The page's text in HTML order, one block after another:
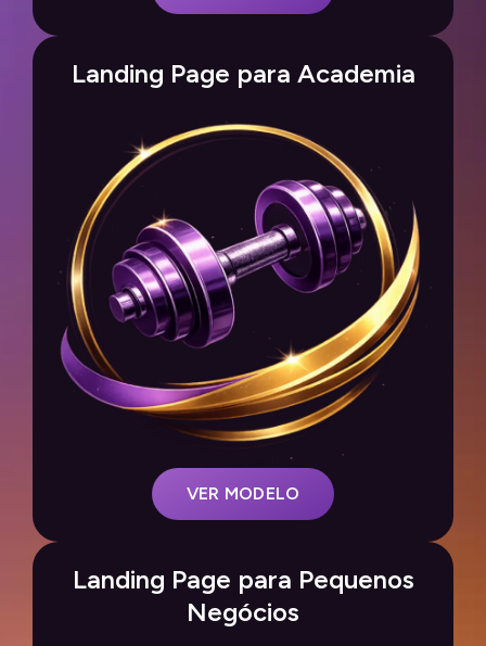
Landing Page para Academia
VER MODELO
Landing Page para Pequenos
Negócios